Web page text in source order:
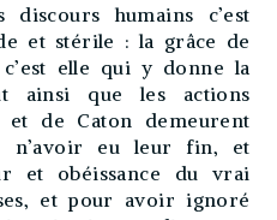
humains c’est
et stérile : la grâce de
elle qui y donne la
ainsi que les actions
et de Caton demeurent
n’avoir eu leur fin, et
et obéissance du vrai
et pour avoir ignoré